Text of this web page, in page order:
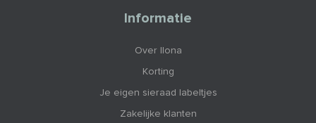
Informatie
Over Ilona
Korting
Je eigen sieraad labeltjes
Zakelijke klanten